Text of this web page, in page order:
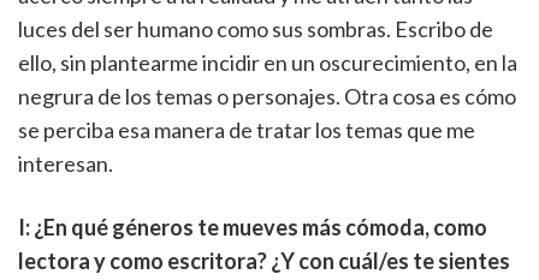
luces del ser humano como sus sombras. Escribo de
ello, sin plantearme incidir en un oscurecimiento, en la
negrura de los temas o personajes. Otra cosa es cómo
se perciba esa manera de tratar los temas que me
interesan.
I: ¿En qué géneros te mueves más cómoda, como
lectora y como escritora? ¿Y con cuál/es te sientes